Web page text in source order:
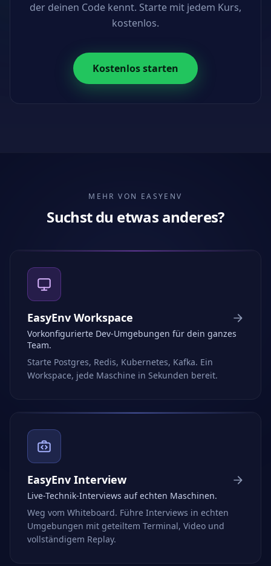
der deinen Code kennt. Starte mit jedem Kurs,
kostenlos.
Kostenlos starten
MEHR VON EASYENV
Suchst du etwas anderes?
EasyEnv Workspace
Vorkonfigurierte Dev-Umgebungen für dein ganzes
Team.
Starte Postgres, Redis, Kubernetes, Kafka. Ein
Workspace, jede Maschine in Sekunden bereit.
EasyEnv Interview
Live-Technik-Interviews auf echten Maschinen.
Weg vom Whiteboard. Führe Interviews in echten
Umgebungen mit geteiltem Terminal, Video und
vollständigem Replay.